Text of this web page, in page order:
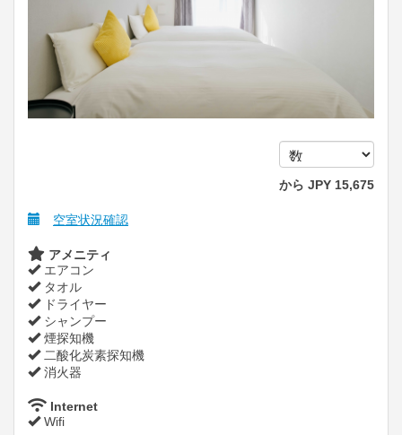
から JPY 15,675
空室状況確認
アメニティ
エアコン
タオル
ドライヤー
シャンプー
煙探知機
二酸化炭素探知機
消火器
Internet
Wifi